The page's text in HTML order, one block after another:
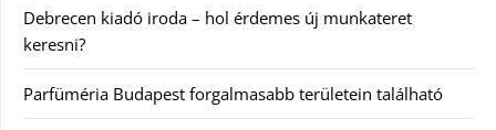
Debrecen kiadó iroda – hol érdemes új munkateret
keresni?
Parfüméria Budapest forgalmasabb területein található